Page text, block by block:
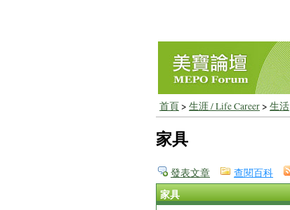
首頁> 生涯 / Life Career> 生活
家具
發表文章 查閱百科
家具